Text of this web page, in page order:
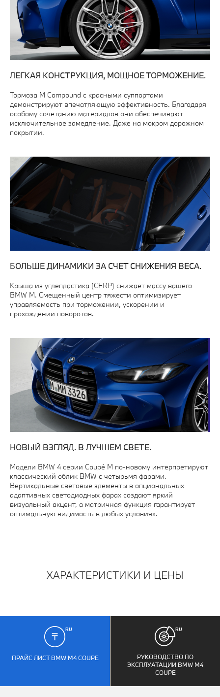
ЛЕГКАЯ КОНСТРУКЦИЯ, МОЩНОЕ ТОРМОЖЕНИЕ.
Тормоза M Compound с красными суппортами
демонстрируют впечатляющую эффективность. Благодаря
особому сочетанию материалов они обеспечивают
исключительное замедление. Даже на мокром дорожном
покрытии.
БОЛЬШЕ ДИНАМИКИ ЗА СЧЕТ СНИЖЕНИЯ ВЕСА.
Крыша из углепластика (CFRP) снижает массу вашего
BMW M. Смещенный центр тяжести оптимизирует
управляемость при торможении, ускорении и
прохождении поворотов.
НОВЫЙ ВЗГЛЯД. В ЛУЧШЕМ СВЕТЕ.
Модели BMW 4 серии Coupé M по-новому интерпретируют
классический облик BMW с четырьмя фарами.
Вертикальные световые элементы в опциональных
адаптивных светодиодных фарах создают яркий
визуальный акцент, а матричная функция гарантирует
оптимальную видимость в любых условиях.
ХАРАКТЕРИСТИКИ И ЦЕНЫ
ПРАЙС ЛИСТ BMW M4 COUPE
РУКОВОДСТВО ПО
ЭКСПЛУАТАЦИИ BMW M4
COUPE